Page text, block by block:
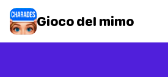
Gioco del mimo